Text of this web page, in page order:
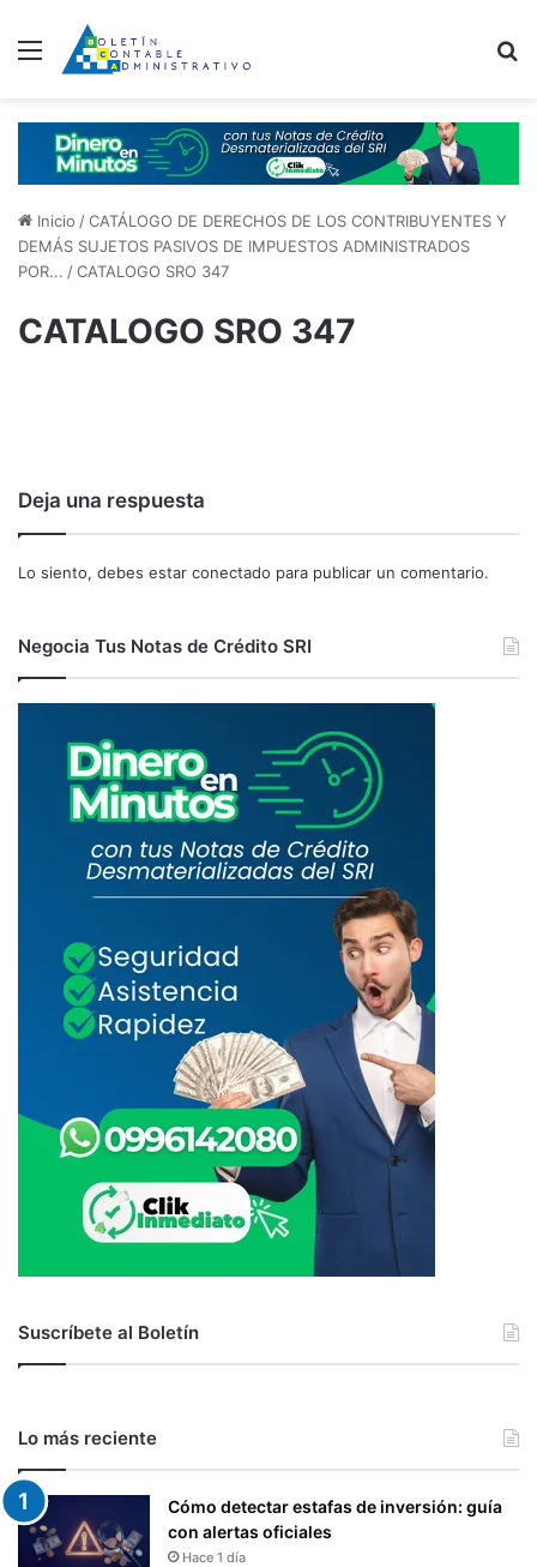
Menú
Inicio /CATÁLOGO DE DERECHOS DE LOS CONTRIBUYENTES Y
DEMÁS SUJETOS PASIVOS DE IMPUESTOS ADMINISTRADOS
POR... /CATALOGO SRO 347
CATALOGO SRO 347
Deja una respuesta
Lo siento, debes estar conectado para publicar un comentario.
Negocia Tus Notas de Crédito SRI
Suscríbete al Boletín
Lo más reciente
Cómo detectar estafas de inversión: guía
con alertas oficiales
Hace 1 día